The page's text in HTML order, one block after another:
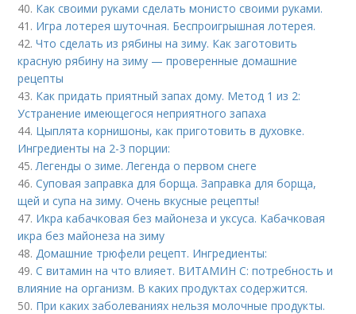
40. Как своими руками сделать монисто своими руками.
41. Игра лотерея шуточная. Беспроигрышная лотерея.
42.Что сделать из рябины на зиму. Как заготовить
красную рябину на зиму — проверенные домашние
рецепты
43. Как придать приятный запах дому. Метод 1 из 2:
Устранение имеющегося неприятного запаха
44. Цыплята корнишоны, как приготовить в духовке.
Ингредиенты на 2-3 порции:
45.Легенды о зиме. Легенда о первом снеге
46.Суповая заправка для борща. Заправка для борща,
щей и супа на зиму. Очень вкусные рецепты!
47. Икра кабачковая без майонеза и уксуса. Кабачковая
икра без майонеза на зиму
48.Домашние трюфели рецепт. Ингредиенты:
49.С витамин на что влияет. ВИТАМИН С: потребность и
влияние на организм. В каких продуктах содержится.
50. При каких заболеваниях нельзя молочные продукты.